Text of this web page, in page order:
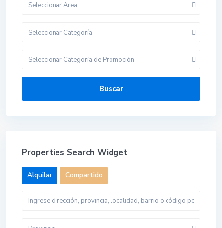
Seleccionar Area
Seleccionar Categoría
Seleccionar Categoría de Promoción
Buscar
Properties Search Widget
Alquilar Compartido